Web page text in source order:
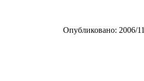
Опубликовано: 2006/